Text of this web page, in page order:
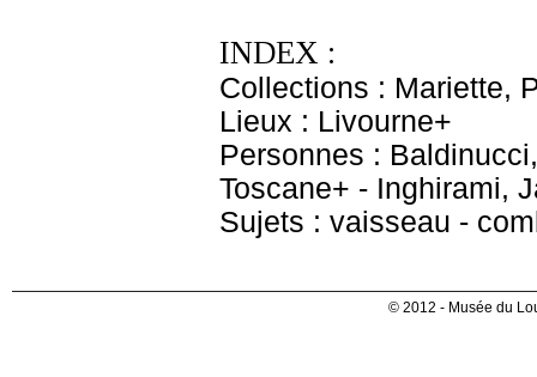
INDEX :
Collections : Mariette,
Lieux : Livourne+
Personnes :
Toscane+ - Inghirami,
Sujets : vaisseau -
© 2012 - Musée du